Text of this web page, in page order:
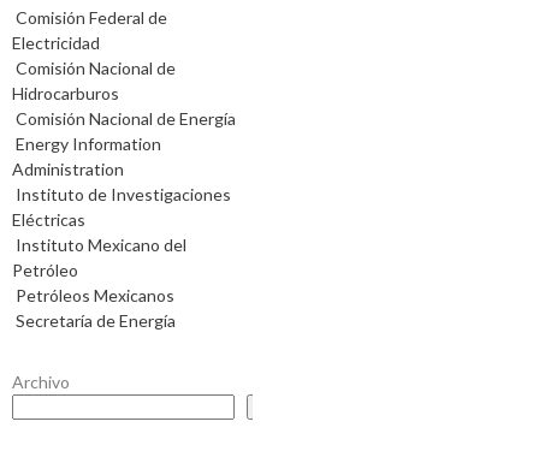
Comisión Federal de
Electricidad
Comisión Nacional de
Hidrocarburos
Comisión Nacional de Energía
Energy Information
Administration
Instituto de Investigaciones
Eléctricas
Instituto Mexicano del
Petróleo
Petróleos Mexicanos
Secretaría de Energía
Archivo